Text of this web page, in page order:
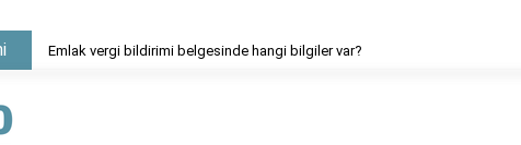
Emlak vergi bildirimi belgesinde hangi bilgiler var?